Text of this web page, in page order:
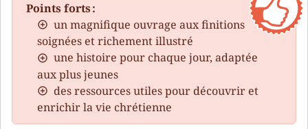
Points forts :
un magnifique ouvrage aux finitions
soignées et richement illustré
une histoire pour chaque jour, adaptée
aux plus jeunes
des ressources utiles pour découvrir et
enrichir la vie chrétienne